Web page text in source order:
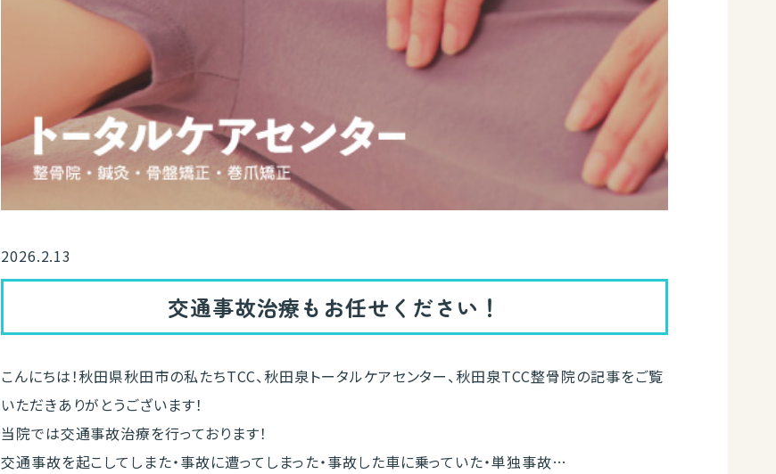
2026.2.13
交通事故治療もお任せください！
こんにちは！秋田県秋田市の私たちTCC、秋田泉トータルケアセンター、秋田泉TCC整骨院の記事をご覧
いただきありがとうございます！
当院では交通事故治療を行っております！
交通事故を起こしてしまた・事故に遭ってしまった・事故した車に乗っていた・単独事故…